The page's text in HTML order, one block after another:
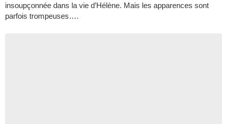
insoupçonnée dans la vie d’Hélène. Mais les apparences sont
parfois trompeuses….